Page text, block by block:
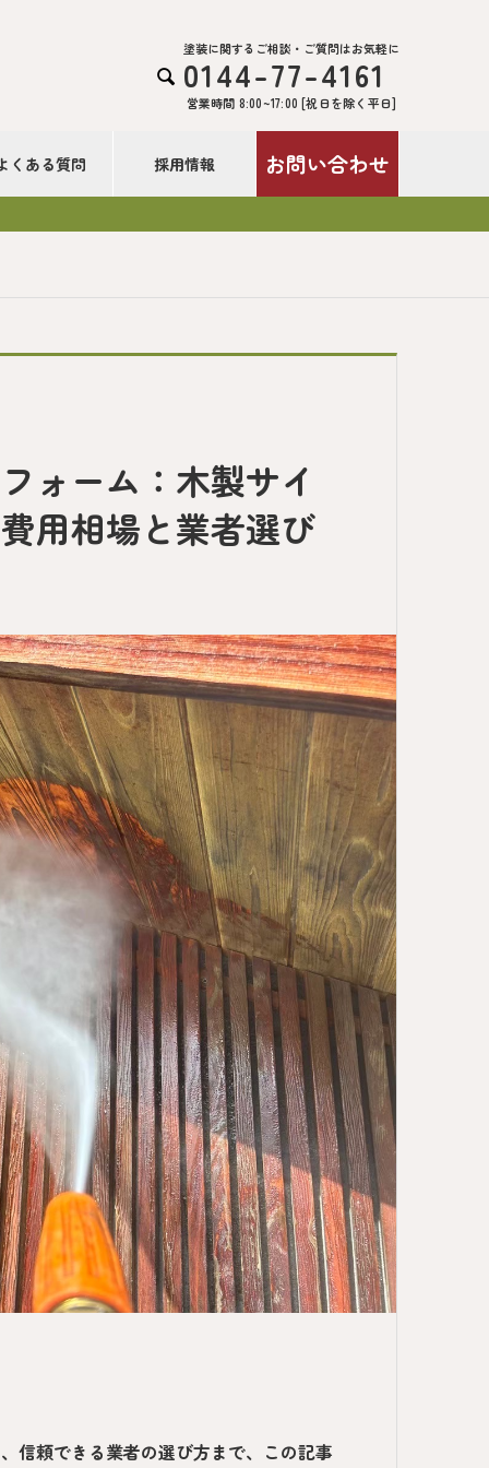

塗装に関するご相談・ご質問はお気軽に
0144-77-4161
営業時間 8:00~17:00 [祝日を除く平日]
くある質問 採用情報 お問い合わせ
ォーム：木製サイ
用相場と業者選び
信頼できる業者の選び方まで、この記事